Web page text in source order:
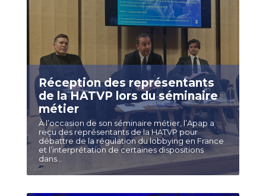
Réception des représentants
de la HATVP lors du séminaire
métier
À l’occasion de son séminaire métier, l’Apap a
reçu des représentants de la HATVP pour
débattre de la régulation du lobbying en France
et l’interprétation de certaines dispositions
dans...